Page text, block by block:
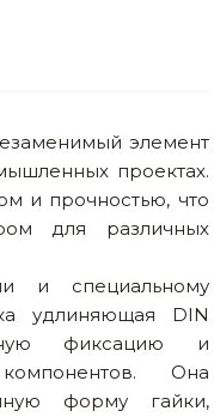
элемент
проектах.
и прочностью, что
для различных
и специальному
удлиняющая DIN
фиксацию и
Она
форму гайки,